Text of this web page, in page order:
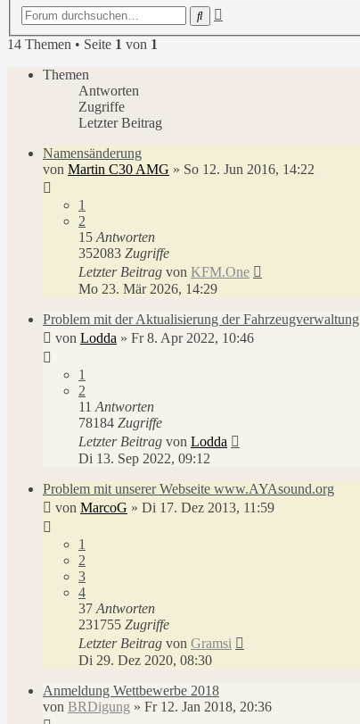
Suche
14 Themen • Seite 1 von 1
Themen
Antworten
Zugriffe
Letzter Beitrag
Namensänderung
von Martin C30 AMG » So 12. Jun 2016, 14:22
1
2
15 Antworten
352083 Zugriffe
Letzter Beitrag von KFM.One
Mo 23. Mär 2026, 14:29
Problem mit der Aktualisierung der Fahrzeugverwaltung
von Lodda » Fr 8. Apr 2022, 10:46
1
2
11 Antworten
78184 Zugriffe
Letzter Beitrag von Lodda
Di 13. Sep 2022, 09:12
Problem mit unserer Webseite www.AYAsound.org
von MarcoG » Di 17. Dez 2013, 11:59
1
2
3
4
37 Antworten
231755 Zugriffe
Letzter Beitrag von Gramsi
Di 29. Dez 2020, 08:30
Anmeldung Wettbewerbe 2018
von BRDigung » Fr 12. Jan 2018, 20:36